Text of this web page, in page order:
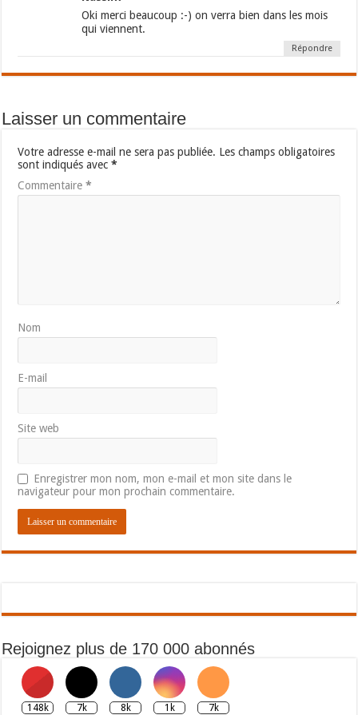
Oki merci beaucoup :-) on verra bien dans les mois
qui viennent.
Répondre
Laisser un commentaire
Votre adresse e-mail ne sera pas publiée. Les champs obligatoires
sont indiqués avec*
Commentaire*
Nom
E-mail
Site web
Enregistrer mon nom, mon e-mail et mon site dans le
navigateur pour mon prochain commentaire.
Rejoignez plus de 170 000 abonnés
148k 7k 8k 1k 7k